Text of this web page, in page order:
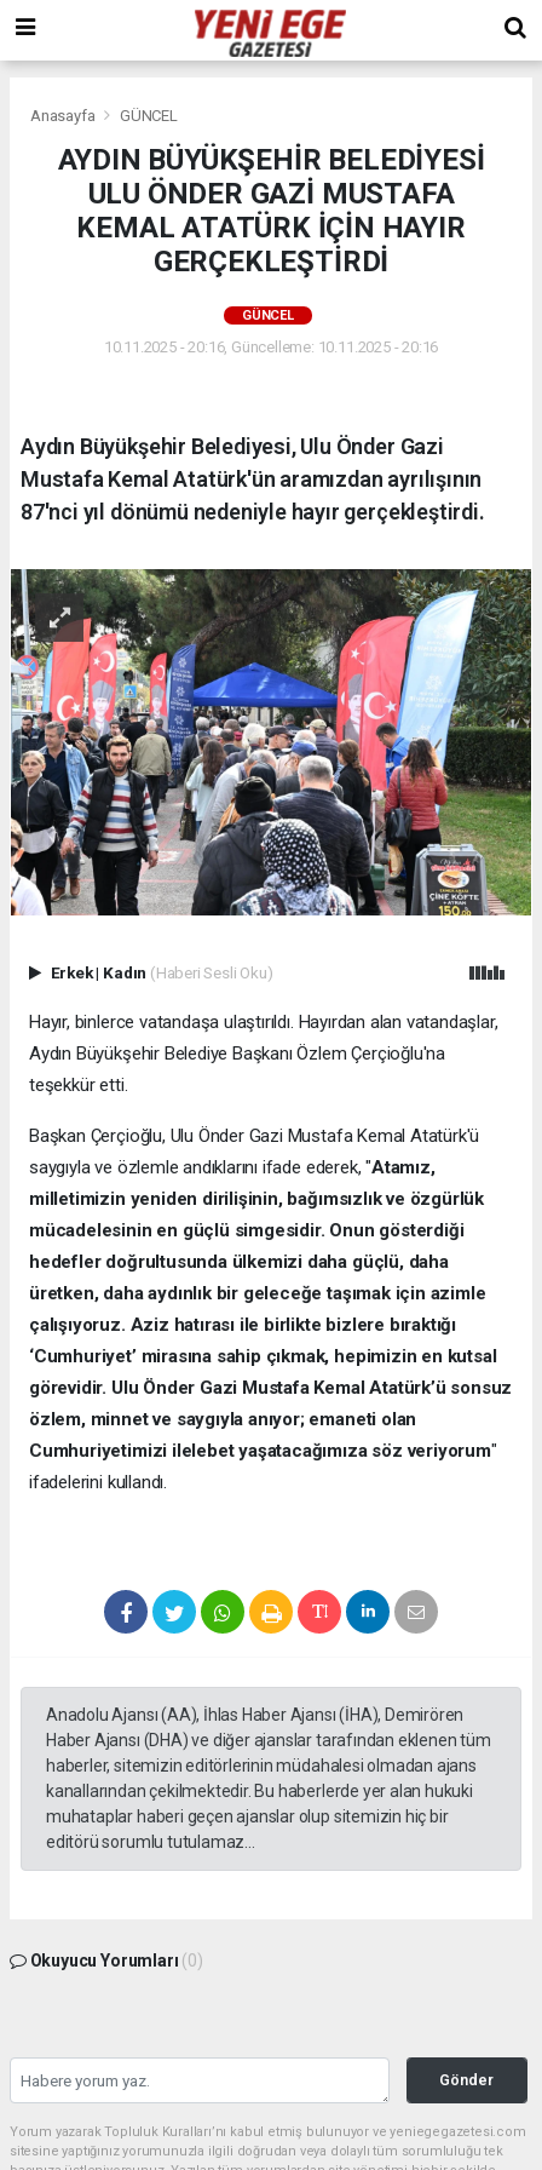
Anasayfa GÜNCEL
AYDIN BÜYÜKŞEHİR BELEDİYESİ
ULU ÖNDER GAZİ MUSTAFA
KEMAL ATATÜRK İÇİN HAYIR
GERÇEKLEŞTİRDİ
GÜNCEL
10.11.2025 - 20:16, Güncelleme: 10.11.2025 - 20:16
Aydın Büyükşehir Belediyesi, Ulu Önder Gazi
Mustafa Kemal Atatürk'ün aramızdan ayrılışının
87'nci yıl dönümü nedeniyle hayır gerçekleştirdi.
Erkek| Kadın (Haberi Sesli Oku)
Hayır, binlerce vatandaşa ulaştırıldı. Hayırdan alan vatandaşlar,
Aydın Büyükşehir Belediye Başkanı Özlem Çerçioğlu'na
teşekkür etti.
Başkan Çerçioğlu, Ulu Önder Gazi Mustafa Kemal Atatürk'ü
saygıyla ve özlemle andıklarını ifade ederek, "Atamız,
milletimizin yeniden dirilişinin, bağımsızlık ve özgürlük
mücadelesinin en güçlü simgesidir. Onun gösterdiği
hedefler doğrultusunda ülkemizi daha güçlü, daha
üretken, daha aydınlık bir geleceğe taşımak için azimle
çalışıyoruz. Aziz hatırası ile birlikte bizlere bıraktığı
‘Cumhuriyet’ mirasına sahip çıkmak, hepimizin en kutsal
görevidir. Ulu Önder Gazi Mustafa Kemal Atatürk’ü sonsuz
özlem, minnet ve saygıyla anıyor; emaneti olan
Cumhuriyetimizi ilelebet yaşatacağımıza söz veriyorum"
ifadelerini kullandı.
Anadolu Ajansı (AA), İhlas Haber Ajansı (İHA), Demirören
Haber Ajansı (DHA) ve diğer ajanslar tarafından eklenen tüm
haberler, sitemizin editörlerinin müdahalesi olmadan ajans
kanallarından çekilmektedir. Bu haberlerde yer alan hukuki
muhataplar haberi geçen ajanslar olup sitemizin hiç bir
editörü sorumlu tutulamaz...
Okuyucu Yorumları (0)
Gönder
Yorum yazarak Topluluk Kuralları’nı kabul etmiş bulunuyor ve yeniegegazetesi.com
sitesine yaptığınız yorumunuzla ilgili doğrudan veya dolaylı tüm sorumluluğu tek